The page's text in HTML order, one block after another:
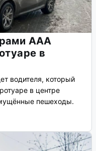
AAA
в
водителя, который
в центре
пешеходы.